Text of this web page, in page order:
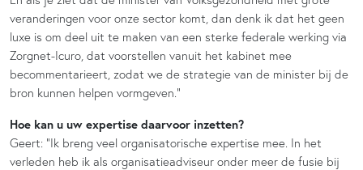
veranderingen voor onze sector komt, dan denk ik dat het geen
luxe is om deel uit te maken van een sterke federale werking via
Zorgnet-Icuro, dat voorstellen vanuit het kabinet mee
becommentarieert, zodat we de strategie van de minister bij de
bron kunnen helpen vormgeven.”
Hoe kan u uw expertise daarvoor inzetten?
Geert: “Ik breng veel organisatorische expertise mee. In het
verleden heb ik als organisatieadviseur onder meer de fusie bij